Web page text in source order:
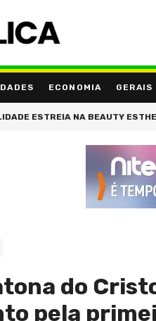
ECONOMIA GERAIS
OLIVEIRA PALESTRA NA
do
pela